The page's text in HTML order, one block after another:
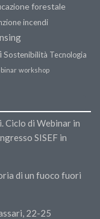
forestale
incendi
Sostenibilità Tecnologia
workshop
Ciclo di Webinar in
SISEF in
di un fuoco fuori
22-25